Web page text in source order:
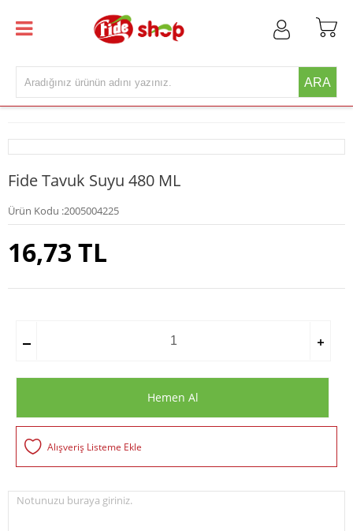
ARA
Fide Tavuk Suyu 480 ML
Ürün Kodu :2005004225
16,73 TL
Hemen Al
Alışveriş Listeme Ekle
Notunuzu buraya giriniz.